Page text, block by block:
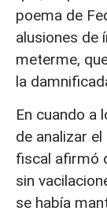
poema de
alusiones de
meterme,
la
En cuando a
de analizar
fiscal afirmó
sin
se había